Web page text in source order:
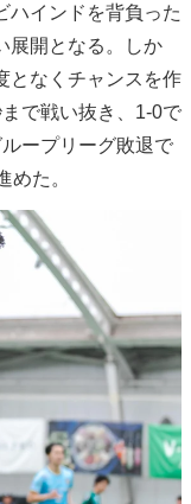
ハインドを背負った
展開となる。しか
となくチャンスを作
で戦い抜き、1-0で
ープリーグ敗退で
た。